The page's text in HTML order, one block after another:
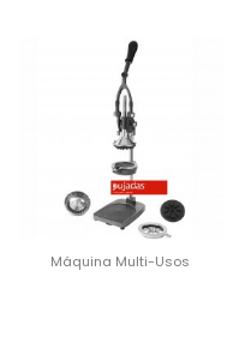
Máquina Multi-Usos